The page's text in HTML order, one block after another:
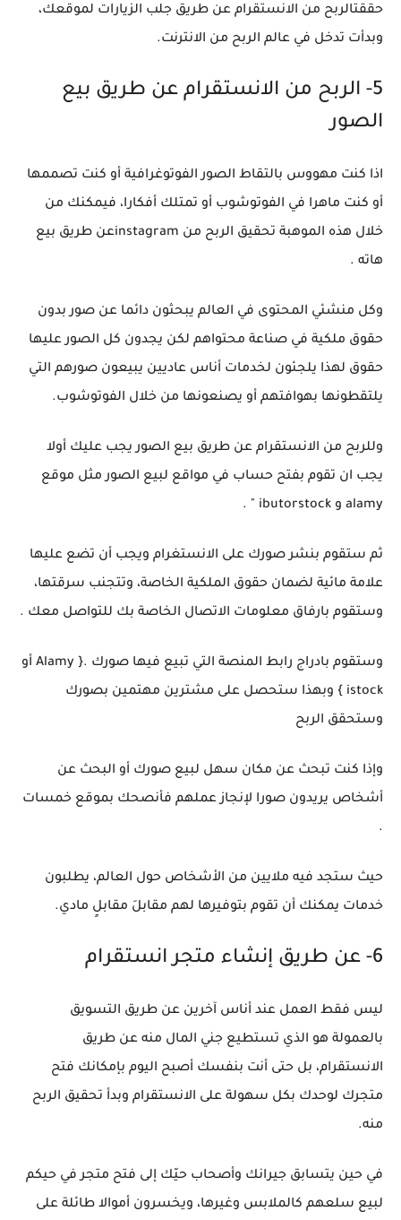
حققتالربح من الانستقرام عن طريق جلب الزيارات لموقعك،
وبدأت تدخل في عالم الربح من الانترنت.
5- الربح من الانستقرام عن طريق بيع
الصور
اذا كنت مهووس بالتقاط الصور الفوتوغرافية أو كنت تصممها
أو كنت ماهرا في الفوتوشوب أو تمتلك أفكارا، فيمكنك من
خلال هذه الموهبة تحقيق الربح من instagramعن طريق بيع
هاته .
وكل منشئي المحتوى في العالم يبحثون دائما عن صور بدون
حقوق ملكية في صناعة محتواهم لكن يجدون كل الصور عليها
حقوق لهذا يلجئون لخدمات أناس عاديين يبيعون صورهم التي
يلتقطونها بهوافتهم أو يصنعونها من خلال الفوتوشوب.
وللربح من الانستقرام عن طريق بيع الصور يجب عليك أولا
يجب ان تقوم بفتح حساب في مواقع لبيع الصور مثل موقع
alamy و ibutorstock " .
ثم ستقوم بنشر صورك على الانستغرام ويجب أن تضع عليها
علامة مائية لضمان حقوق الملكية الخاصة، وتتجنب سرقتها،
وستقوم بارفاق معلومات الاتصال الخاصة بك للتواصل معك .
وستقوم بادراج رابط المنصة التي تبيع فيها صورك .{ Alamy أو
istock } وبهذا ستحصل على مشترين مهتمين بصورك
وستحقق الربح
وإذا كنت تبحث عن مكان سهل لبيع صورك أو البحث عن
أشخاص يريدون صورا لإنجاز عملهم فأنصحك بموقع خمسات
.
حيث ستجد فيه ملايين من الأشخاص حول العالم، يطلبون
خدمات يمكنك أن تقوم بتوفيرها لهم مقابلَ مقابلٍ مادي.
6- عن طريق إنشاء متجر انستقرام
ليس فقط العمل عند أناس آخرين عن طريق التسويق
بالعمولة هو الذي تستطيع جني المال منه عن طريق
الانستقرام، بل حتى أنت بنفسك أصبح اليوم بإمكانك فتح
متجرك لوحدك بكل سهولة على الانستقرام وبدأ تحقيق الربح
منه.
في حين يتسابق جيرانك وأصحاب حيّك إلى فتح متجر في حيكم
لبيع سلعهم كالملابس وغيرها، ويخسرون أموالا طائلة على